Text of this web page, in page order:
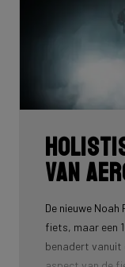
van
De nieuwe
fiets, maar een
benadert vanuit